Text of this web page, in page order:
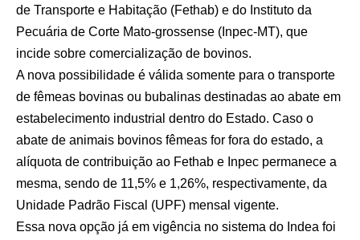
de Transporte e Habitação (Fethab) e do Instituto da
Pecuária de Corte Mato-grossense (Inpec-MT), que
incide sobre comercialização de bovinos.
A nova possibilidade é válida somente para o transporte
de fêmeas bovinas ou bubalinas destinadas ao abate em
estabelecimento industrial dentro do Estado. Caso o
abate de animais bovinos fêmeas for fora do estado, a
alíquota de contribuição ao Fethab e Inpec permanece a
mesma, sendo de 11,5% e 1,26%, respectivamente, da
Unidade Padrão Fiscal (UPF) mensal vigente.
Essa nova opção já em vigência no sistema do Indea foi